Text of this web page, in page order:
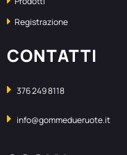
Registrazione
CONTATTI
376 249 8118
info@gommedueruote.it